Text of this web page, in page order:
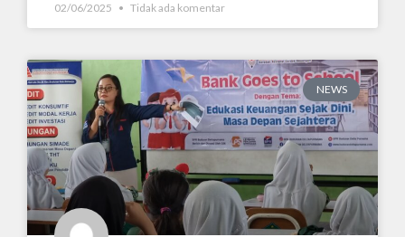
02/06/2025 Tidak ada komentar
NEWS